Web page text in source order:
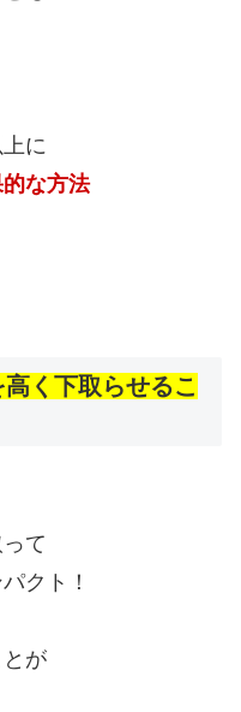
に
な方法
く下取らせるこ
て
クト！
が